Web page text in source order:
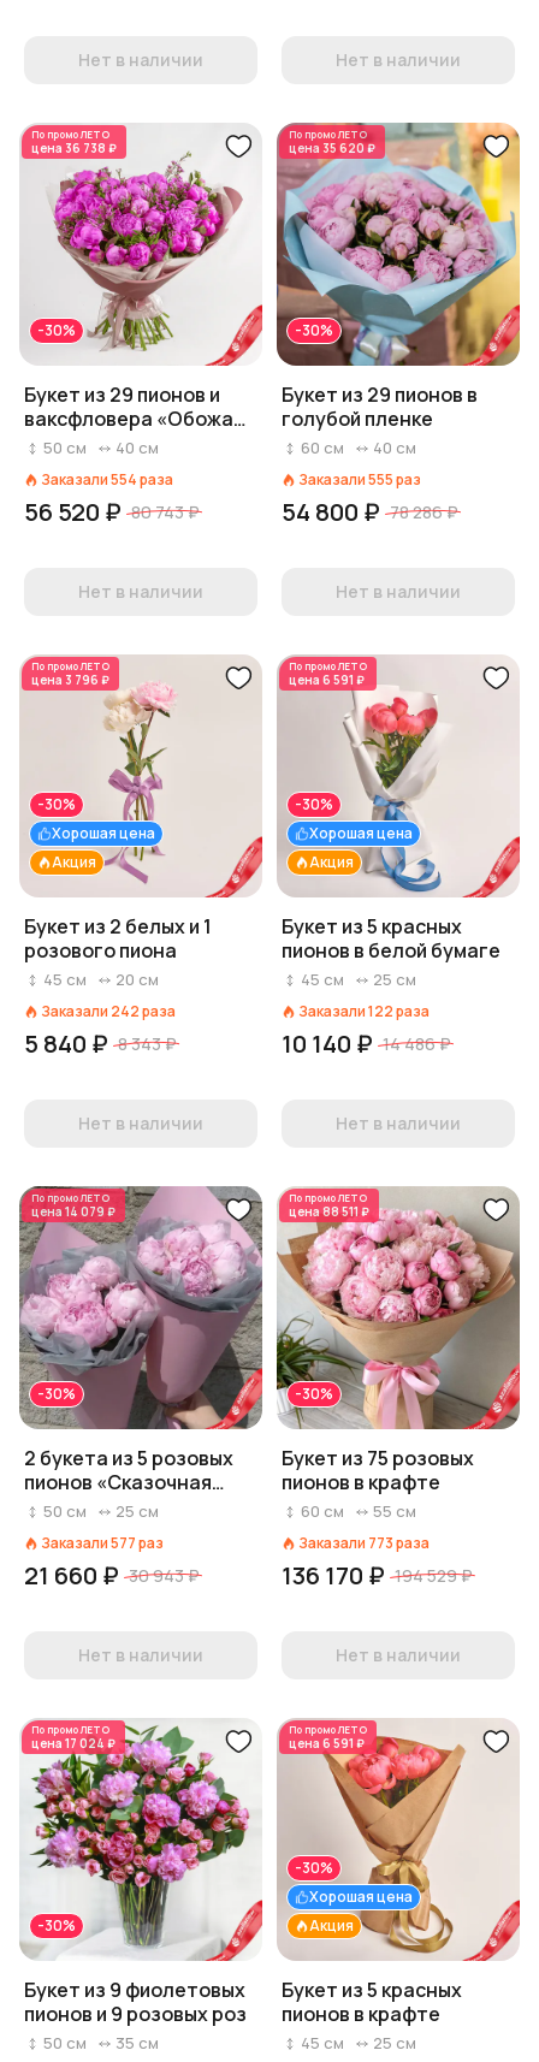
Нет в наличии Нет в наличии
По промоЛЕТО
цена 36 738 ₽
-30%
Букет из 29 пионов и
ваксфловера «Обожаю
пионы»
50 см 40 см
Заказали554раза
56 520 ₽ 80 743 ₽
Нет в наличии
По промоЛЕТО
цена 35 620 ₽
-30%
Букет из 29 пионов в
голубой пленке
60 см 40 см
Заказали555раз
54 800 ₽ 78 286 ₽
Нет в наличии
По промоЛЕТО
цена 3 796 ₽
Акция
Хорошая цена
-30%
Букет из 2 белых и 1
розового пиона
45 см 20 см
Заказали 242раза
5 840 ₽ 8 343 ₽
Нет в наличии
По промоЛЕТО
цена 6 591 ₽
Акция
Хорошая цена
-30%
Букет из 5 красных
пионов в белой бумаге
45 см 25 см
Заказали122раза
10 140 ₽ 14 486 ₽
Нет в наличии
По промоЛЕТО
цена 14 079 ₽
-30%
2 букета из 5 розовых
пионов «Сказочная
пара»
50 см 25 см
Заказали577раз
21 660 ₽ 30 943 ₽
Нет в наличии
По промоЛЕТО
цена88 511 ₽
-30%
Букет из 75 розовых
пионов в крафте
60 см 55 см
Заказали 773раза
136 170 ₽ 194 529 ₽
Нет в наличии
По промоЛЕТО
цена 17 024 ₽
-30%
Букет из 9 фиолетовых
пионов и 9 розовых роз
50 см 35 см
По промоЛЕТО
цена 6 591 ₽
Акция
Хорошая цена
-30%
Букет из 5 красных
пионов в крафте
45 см 25 см